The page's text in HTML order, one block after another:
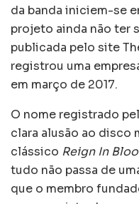
da banda iniciem-se
projeto ainda não ter
publicada pelo site
registrou uma
em março de 2017.
O nome registrado
clara alusão ao disco
clássico Reign In
tudo não passa de
que o membro